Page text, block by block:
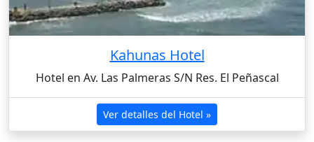
Kahunas Hotel
Hotel en Av. Las Palmeras S/N Res. El Peñascal
Ver detalles del Hotel »